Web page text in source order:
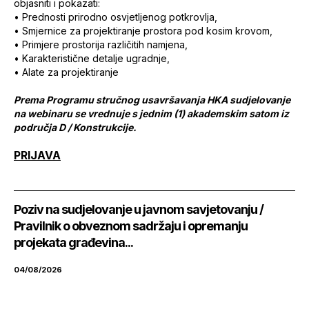
objasniti i pokazati:
• Prednosti prirodno osvjetljenog potkrovlja,
• Smjernice za projektiranje prostora pod kosim krovom,
• Primjere prostorija različitih namjena,
• Karakteristične detalje ugradnje,
• Alate za projektiranje
Prema Programu stručnog usavršavanja HKA sudjelovanje
na webinaru se vrednuje s jednim (1) akademskim satom iz
područja D / Konstrukcije.
PRIJAVA
Poziv na sudjelovanje u javnom savjetovanju /
Pravilnik o obveznom sadržaju i opremanju
projekata građevina...
04/08/2026